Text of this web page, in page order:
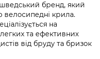
бренд, який
велосипедні крила.
на
та ефективних
від бруду та бризок